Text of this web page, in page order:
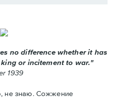
no difference whether it has
or incitement to war."
1939
не знаю. Сожжение